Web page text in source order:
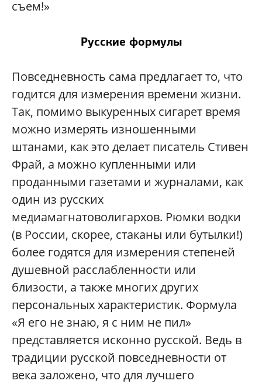
съем!»
Русские формулы
Повседневность сама предлагает то, что
годится для измерения времени жизни.
Так, помимо выкуренных сигарет время
можно измерять изношенными
штанами, как это делает писатель Стивен
Фрай, а можно купленными или
проданными газетами и журналами, как
один из русских
медиамагнатоволигархов. Рюмки водки
(в России, скорее, стаканы или бутылки!)
более годятся для измерения степеней
душевной расслабленности или
близости, а также многих других
персональных характеристик. Формула
«Я его не знаю, я с ним не пил»
представляется исконно русской. Ведь в
традиции русской повседневности от
века заложено, что для лучшего